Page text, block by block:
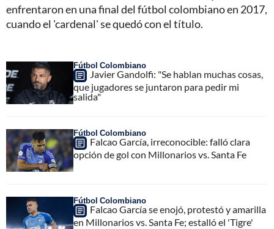
enfrentaron en una final del fútbol colombiano en 2017,
cuando el 'cardenal' se quedó con el título.
Fútbol Colombiano
Javier Gandolfi: "Se hablan muchas cosas,
que jugadores se juntaron para pedir mi
salida"
Fútbol Colombiano
Falcao García, irreconocible: falló clara
opción de gol con Millonarios vs. Santa Fe
Fútbol Colombiano
Falcao García se enojó, protestó y amarilla
en Millonarios vs. Santa Fe; estalló el 'Tigre'